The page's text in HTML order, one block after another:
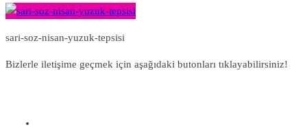
sari-soz-nisan-yuzuk-tepsisi
Bizlerle iletişime geçmek için aşağıdaki butonları tıklayabilirsiniz!